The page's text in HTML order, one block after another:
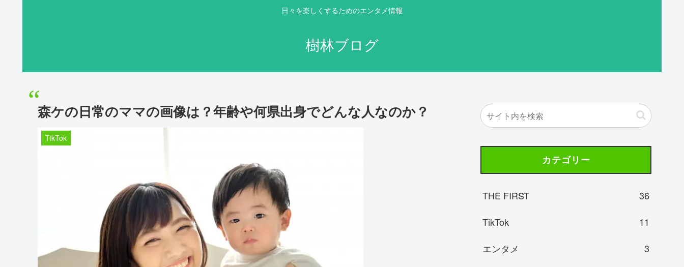
日々を楽しくするためのエンタメ情報
樹林ブログ
森ケの日常のママの画像は？年齢や何県出身でどんな人なのか？
TikTok
カテゴリー
THE FIRST
36
TikTok
11
エンタメ
3